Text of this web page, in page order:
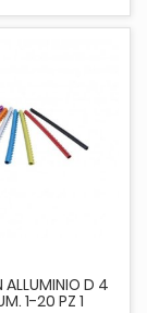
ALLUMINIO D 4
1-20 PZ 1